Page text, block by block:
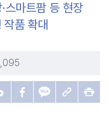
스마트팜 등 현장
품 확대